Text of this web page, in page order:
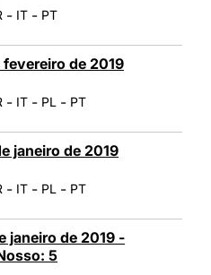
- IT - PT
de 2019
- IT - PL - PT
janeiro de 2019
- IT - PL - PT
janeiro de 2019 -
5